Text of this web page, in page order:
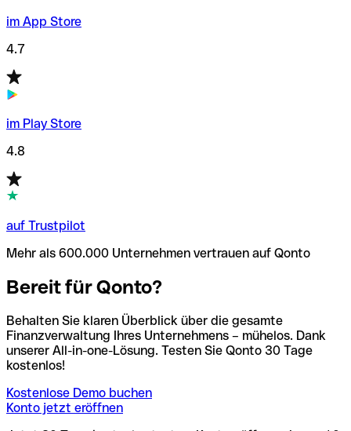
im App Store
4.7
im Play Store
4.8
auf Trustpilot
Mehr als 600.000 Unternehmen vertrauen auf Qonto
Bereit für Qonto?
Behalten Sie klaren Überblick über die gesamte
Finanzverwaltung Ihres Unternehmens – mühelos. Dank
unserer All-in-one-Lösung. Testen Sie Qonto 30 Tage
kostenlos!
Kostenlose Demo buchen
Konto jetzt eröffnen